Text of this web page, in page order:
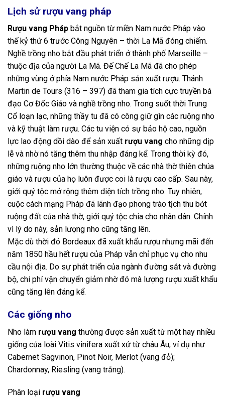
Lịch sử rượu vang pháp
Rượu vang Pháp bắt nguồn từ miền Nam nước Pháp vào
thế kỷ thứ 6 trước Công Nguyên – thời La Mã đóng chiếm.
Nghề trồng nho bắt đầu phát triển ở thành phố Marseille –
thuộc địa của người La Mã. Đế Chế La Mã đã cho phép
những vùng ở phía Nam nước Pháp sản xuất rượu. Thánh
Martin de Tours (316 – 397) đã tham gia tích cực truyền bá
đạo Cơ Đốc Giáo và nghề trồng nho. Trong suốt thời Trung
Cổ loạn lạc, những thầy tu đã có công giữ gìn các ruộng nho
và kỹ thuật làm rượu. Các tu viện có sự bảo hộ cao, nguồn
lực lao động dồi dào để sản xuất rượu vang cho những dịp
lễ và nhờ nó tăng thêm thu nhập đáng kể. Trong thời kỳ đó,
những ruộng nho lớn thường thuộc về các nhà thờ thiên chúa
giáo và rượu của họ luôn được coi là rượu cao cấp. Sau này,
giới quý tộc mở rộng thêm diện tích trồng nho. Tuy nhiên,
cuộc cách mạng Pháp đã lãnh đạo phong trào tịch thu bớt
ruộng đất của nhà thờ, giới quý tộc chia cho nhân dân. Chính
vì lý do này, sản lượng nho cũng tăng lên.
Mặc dù thời đó Bordeaux đã xuất khẩu rượu nhưng mãi đến
năm 1850 hầu hết rượu của Pháp vẫn chỉ phục vụ cho nhu
cầu nội địa. Do sự phát triển của ngành đường sắt và đường
bộ, chi phí vận chuyển giảm nhờ đó mà lượng rượu xuất khẩu
cũng tăng lên đáng kể.
Các giống nho
Nho làm rượu vang thường được sản xuất từ một hay nhiều
giống của loài Vitis vinifera xuất xứ từ châu Âu, ví dụ như
Cabernet Sagvinon, Pinot Noir, Merlot (vang đỏ);
Chardonnay, Riesling (vang trắng).
Phân loại rượu vang